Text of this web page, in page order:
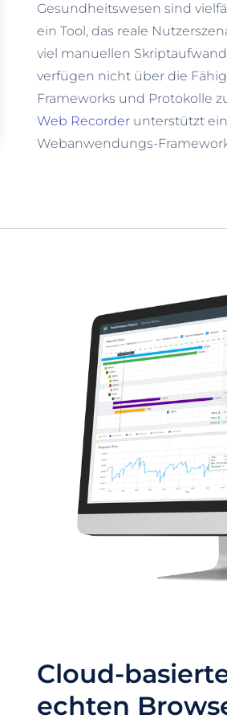
Gesundheitswesen sind
ein Tool, das reale
viel manuellen
verfügen nicht über die
Frameworks und Protokolle
Web Recorderunterstützt
Webanwendungs-
Cloud-
echten